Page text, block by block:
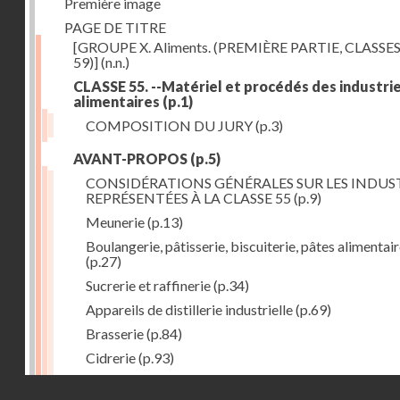
PAGE DE TITRE
[GROUPE X. Aliments. (PREMIÈRE PARTIE,
59)](n.n.)
CLASSE 55. --Matériel et procédés des
alimentaires (p.1)
COMPOSITION DU JURY(p.3)
AVANT-PROPOS (p.5)
CONSIDÉRATIONS GÉNÉRALES SUR LES
REPRÉSENTÉES À LA CLASSE 55 (p.9)
Meunerie(p.13)
Boulangerie, pâtisserie, biscuiterie, pâtes
(p.27)
Sucrerie et raffinerie(p.34)
Appareils de distillerie industrielle(p.69)
Brasserie(p.84)
Cidrerie(p.93)